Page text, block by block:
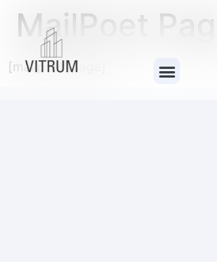
MailPoet Page
[mailpoet_page]